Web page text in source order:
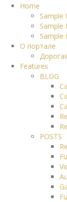
Home
Sample
Sample
Sample
О портале
Features
BLOG
POSTS